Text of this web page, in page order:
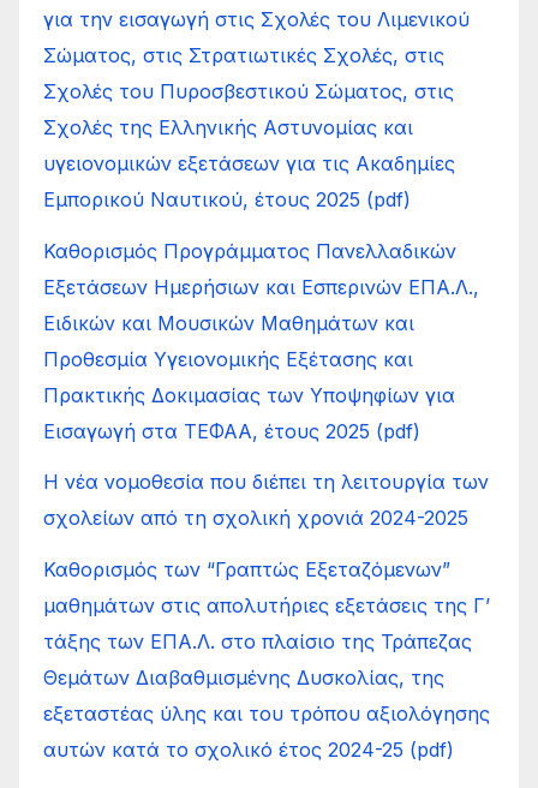
για την εισαγωγή στις Σχολές του Λιμενικού
Σώματος, στις Στρατιωτικές Σχολές, στις
Σχολές του Πυροσβεστικού Σώματος, στις
Σχολές της Ελληνικής Αστυνομίας και
υγειονομικών εξετάσεων για τις Ακαδημίες
Εμπορικού Ναυτικού, έτους 2025 (pdf)
Καθορισμός Προγράμματος Πανελλαδικών
Εξετάσεων Ημερήσιων και Εσπερινών ΕΠΑ.Λ.,
Ειδικών και Μουσικών Μαθημάτων και
Προθεσμία Υγειονομικής Εξέτασης και
Πρακτικής Δοκιμασίας των Υποψηφίων για
Εισαγωγή στα ΤΕΦΑΑ, έτους 2025 (pdf)
Η νέα νομοθεσία που διέπει τη λειτουργία των
σχολείων από τη σχολική χρονιά 2024-2025
Καθορισμός των “Γραπτώς Εξεταζόμενων”
μαθημάτων στις απολυτήριες εξετάσεις της Γ’
τάξης των ΕΠΑ.Λ. στο πλαίσιο της Τράπεζας
Θεμάτων Διαβαθμισμένης Δυσκολίας, της
εξεταστέας ύλης και του τρόπου αξιολόγησης
αυτών κατά το σχολικό έτος 2024-25 (pdf)